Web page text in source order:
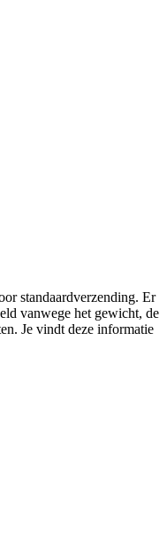
standaardverzending. Er
vanwege het gewicht, de
Je vindt deze informatie